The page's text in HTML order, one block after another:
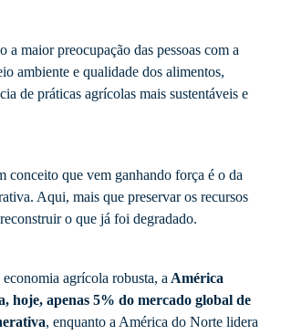
a maior preocupação das pessoas com a
ambiente e qualidade dos alimentos,
de práticas agrícolas mais sustentáveis e
conceito que vem ganhando força é o da
Aqui, mais que preservar os recursos
o que já foi degradado.
agrícola robusta, aAmérica
hoje, apenas 5% do mercado global de
, enquanto a América do Norte lidera